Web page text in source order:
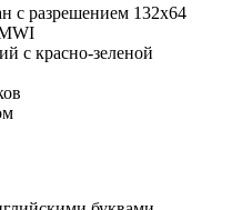
с разрешением 132х64
с красно-зеленой